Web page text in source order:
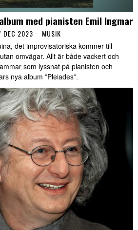
med pianisten Emil Ingmar
DEC 2023 MUSIK
det improvisatoriska kommer till
omvägar. Allt är både vackert och
som lyssnat på pianisten och
nya album ”Pleiades”.